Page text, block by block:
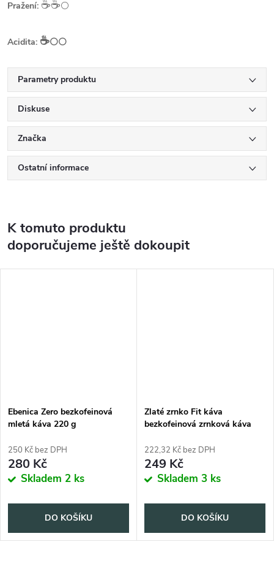
Pražení: ☕️☕️⚪
Acidita: ☕️⚪⚪
Parametry produktu
Diskuse
Značka
Ostatní informace
K tomuto produktu
doporučujeme ještě dokoupit
Ebenica Zero bezkofeinová
mletá káva 220 g
250 Kč bez DPH
280 Kč
Skladem 2 ks
DO KOŠÍKU
Zlaté zrnko Fit káva
bezkofeinová zrnková káva
222,32 Kč bez DPH
249 Kč
Skladem 3 ks
DO KOŠÍKU